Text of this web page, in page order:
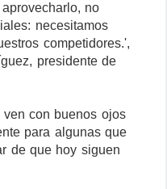
no
necesitamos
competidores.',
presidente de
ven con buenos ojos
para algunas que
de que hoy siguen